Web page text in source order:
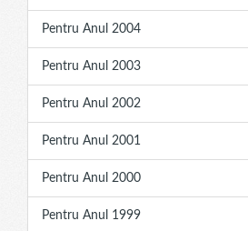
Pentru Anul 2004
Pentru Anul 2003
Pentru Anul 2002
Pentru Anul 2001
Pentru Anul 2000
Pentru Anul 1999